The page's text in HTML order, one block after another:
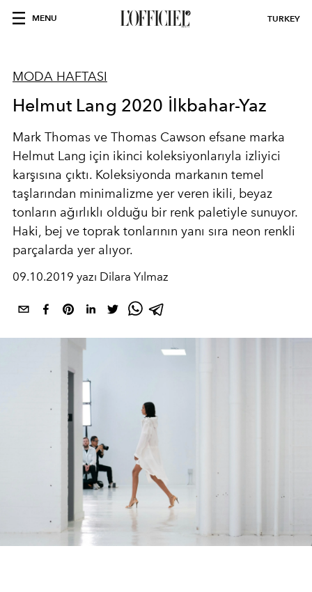
MENU TURKEY
MODA HAFTASI
Helmut Lang 2020 İlkbahar-Yaz
Mark Thomas ve Thomas Cawson efsane marka
Helmut Lang için ikinci koleksiyonlarıyla izliyici
karşısına çıktı. Koleksiyonda markanın temel
taşlarından minimalizme yer veren ikili, beyaz
tonların ağırlıklı olduğu bir renk paletiyle sunuyor.
Haki, bej ve toprak tonlarının yanı sıra neon renkli
parçalarda yer alıyor.
09.10.2019 yazı Dilara Yılmaz